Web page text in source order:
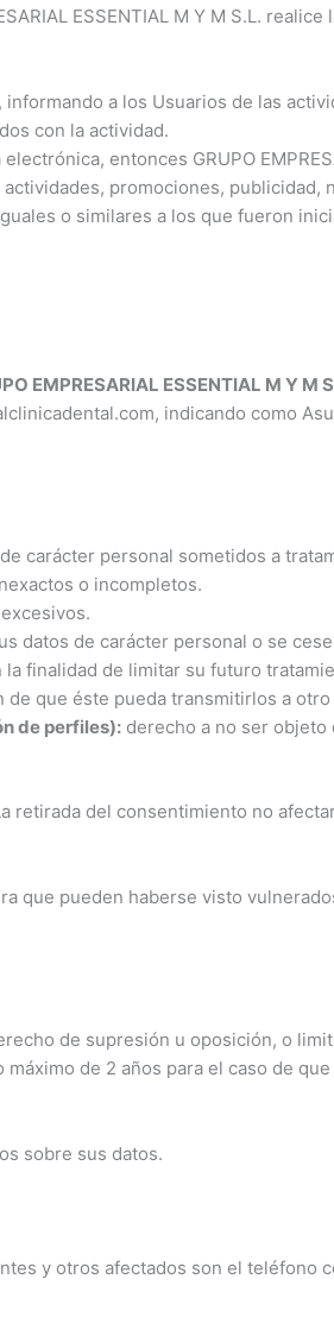
ESSENTIAL M Y M S.L.
a los Usuarios de las
con la actividad.
entonces GRUPO
promociones, publicidad,
o similares a los que fueron
EMPRESARIAL ESSENTIAL M Y M
indicando como
carácter personal sometidos a
o incompletos.
datos de carácter personal o se
finalidad de limitar su futuro
que éste pueda transmitirlos a
de perfiles): derecho a no ser objeto
del consentimiento no
que pueden haberse visto
de supresión u oposición, o
de 2 años para el caso de
sobre sus datos.
y otros afectados son el teléfono